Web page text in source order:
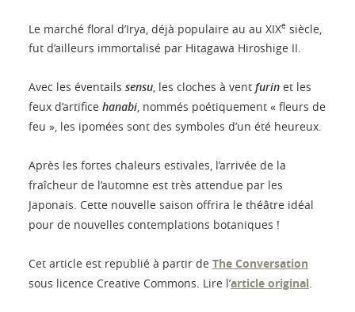
Le marché floral d’Irya, déjà populaire au au XIXe siècle,
fut d’ailleurs immortalisé par Hitagawa Hiroshige II.
Avec les éventails sensu, les cloches à vent furin et les
feux d’artifice hanabi, nommés poétiquement « fleurs de
feu », les ipomées sont des symboles d’un été heureux.
Après les fortes chaleurs estivales, l’arrivée de la
fraîcheur de l’automne est très attendue par les
Japonais. Cette nouvelle saison offrira le théâtre idéal
pour de nouvelles contemplations botaniques !
Cet article est republié à partir de The Conversation
sous licence Creative Commons. Lire l’article original.